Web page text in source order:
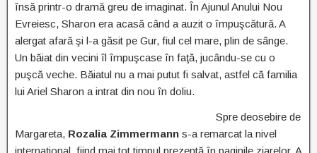
însă printr-o dramă greu de imaginat. În Ajunul Anului Nou
Evreiesc, Sharon era acasă când a auzit o împuşcătură. A
alergat afară şi l-a găsit pe Gur, fiul cel mare, plin de sânge.
Un băiat din vecini îl împuşcase în faţă, jucându-se cu o
puşcă veche. Băiatul nu a mai putut fi salvat, astfel că familia
lui Ariel Sharon a intrat din nou în doliu.
Spre deosebire de
Margareta, Rozalia Zimmermann s-a remarcat la nivel